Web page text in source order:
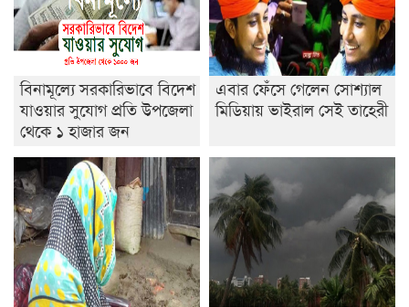
বিনামূল্যে সরকারিভাবে বিদেশ
যাওয়ার সুযোগ প্রতি উপজেলা
থেকে ১ হাজার জন
এবার ফেঁসে গেলেন সোশ্যাল
মিডিয়ায় ভাইরাল সেই তাহেরী